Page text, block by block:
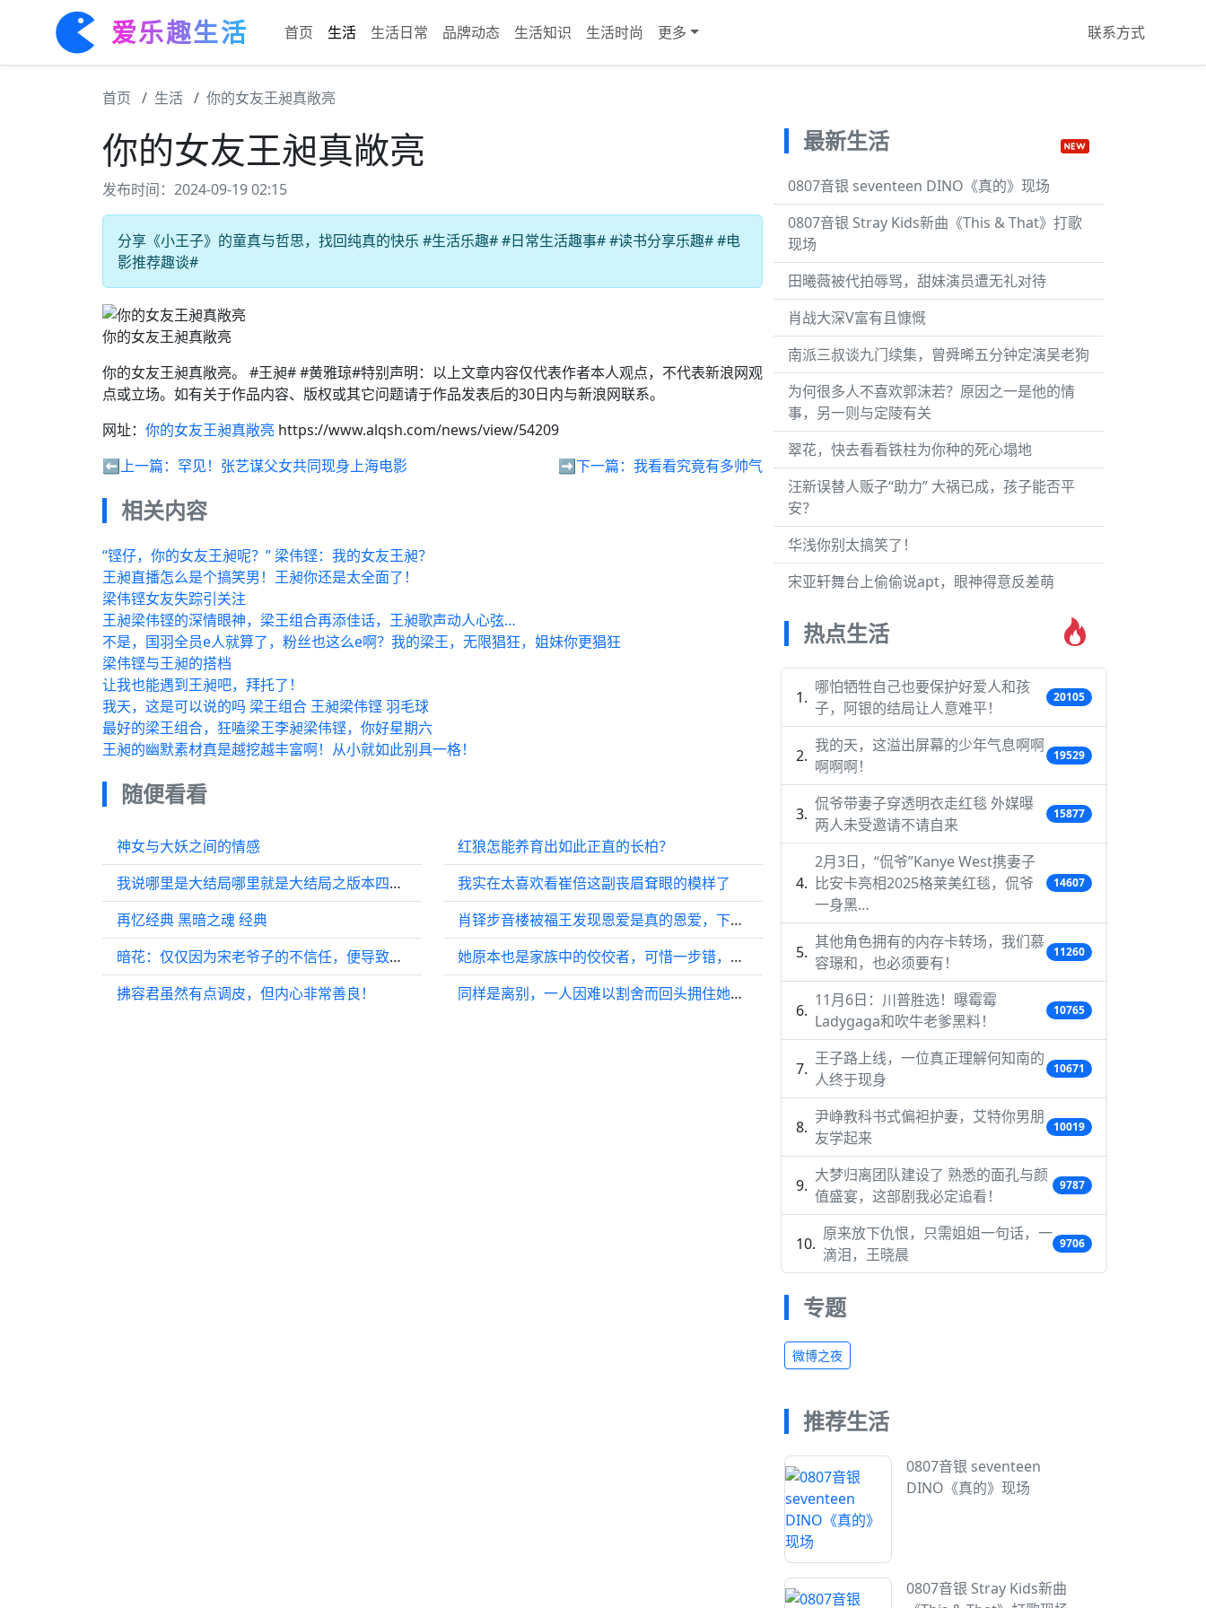
爱乐趣生活 首页 生活 生活日常 品牌动态 生活知识 生活时尚 更多 联系方式
首页 生活 你的女友王昶真敞亮
你的女友王昶真敞亮
发布时间：2024-09-19 02:15
分享《小王子》的童真与哲思，找回纯真的快乐 #生活乐趣# #日常生活趣事# #读书分享乐趣# #电
影推荐趣谈#
你的女友王昶真敞亮
你的女友王昶真敞亮。 #王昶# #黄雅琼#特别声明：以上文章内容仅代表作者本人观点，不代表新浪网观
点或立场。如有关于作品内容、版权或其它问题请于作品发表后的30日内与新浪网联系。
网址： 你的女友王昶真敞亮 https://www.alqsh.com/news/view/54209
⬅️上一篇： 罕见！张艺谋父女共同现身上海电影 ➡️下一篇： 我看看究竟有多帅气
相关内容
“铿仔，你的女友王昶呢？” 梁伟铿：我的女友王昶？
王昶直播怎么是个搞笑男！王昶你还是太全面了！
梁伟铿女友失踪引关注
王昶梁伟铿的深情眼神，梁王组合再添佳话，王昶歌声动人心弦…
不是，国羽全员e人就算了，粉丝也这么e啊？我的梁王，无限猖狂，姐妹你更猖狂
梁伟铿与王昶的搭档
让我也能遇到王昶吧，拜托了！
我天，这是可以说的吗 梁王组合 王昶梁伟铿 羽毛球
最好的梁王组合，狂嗑梁王李昶梁伟铿，你好星期六
王昶的幽默素材真是越挖越丰富啊！从小就如此别具一格！
随便看看
神女与大妖之间的情感
我说哪里是大结局哪里就是大结局之版本四： 河边深情相拥后喜结连理
再忆经典 黑暗之魂 经典
暗花：仅仅因为宋老爷子的不信任，便导致了庄局长的悲剧…
拂容君虽然有点调皮，但内心非常善良！
红狼怎能养育出如此正直的长柏？
我实在太喜欢看崔倍这副丧眉耷眼的模样了
肖铎步音楼被福王发现恩爱是真的恩爱，下次记得把门关好
她原本也是家族中的佼佼者，可惜一步错，步步错......
同样是离别，一人因难以割舍而回头拥住她，另一人则因她已为人妇而放手
最新生活
0807音银 seventeen DINO《真的》现场
0807音银 Stray Kids新曲《This & That》打歌
现场
田曦薇被代拍辱骂，甜妹演员遭无礼对待
肖战大深V富有且慷慨
南派三叔谈九门续集，曾舜晞五分钟定演吴老狗
为何很多人不喜欢郭沫若？原因之一是他的情
事，另一则与定陵有关
翠花，快去看看铁柱为你种的死心塌地
汪新误替人贩子“助力” 大祸已成，孩子能否平
安？
华浅你别太搞笑了！
宋亚轩舞台上偷偷说apt，眼神得意反差萌
热点生活
哪怕牺牲自己也要保护好爱人和孩
子，阿银的结局让人意难平！
20105
我的天，这溢出屏幕的少年气息啊啊
啊啊啊！
19529
侃爷带妻子穿透明衣走红毯 外媒曝
两人未受邀请不请自来
15877
2月3日，“侃爷”Kanye West携妻子
比安卡亮相2025格莱美红毯，侃爷
一身黑…
14607
其他角色拥有的内存卡转场，我们慕
容璟和，也必须要有！
11260
11月6日：川普胜选！曝霉霉
Ladygaga和吹牛老爹黑料！
10765
王子路上线，一位真正理解何知南的
人终于现身
10671
尹峥教科书式偏袒护妻，艾特你男朋
友学起来
10019
大梦归离团队建设了 熟悉的面孔与颜
值盛宴，这部剧我必定追看！
9787
原来放下仇恨，只需姐姐一句话，一
滴泪，王晓晨
9706
专题
微博之夜
推荐生活
0807音银 seventeen
DINO《真的》现场
0807音银 Stray Kids新曲